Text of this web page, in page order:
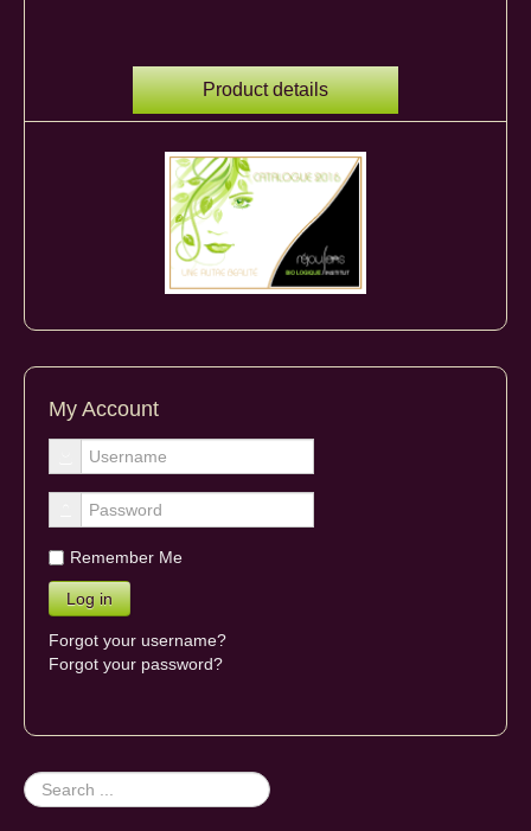
Product details
My Account
Remember Me
Forgot your username?
Forgot your password?
Search
...